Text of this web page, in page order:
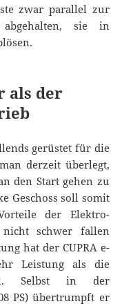
zwar parallel zur
abgehalten, sie in
als der
gerüstet für die
derzeit überlegt,
den Start gehen zu
Geschoss soll somit
der Elektro-
nicht schwer fallen
hat der CUPRA e-
Leistung als die
Selbst in der
PS) übertrumpft er